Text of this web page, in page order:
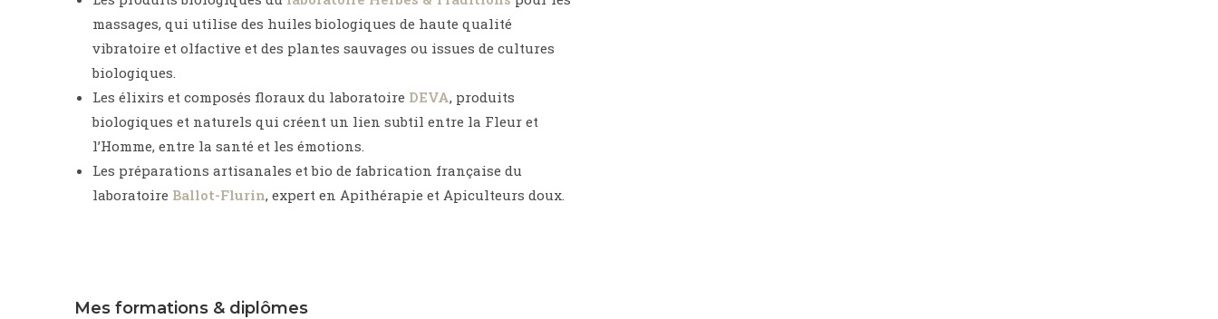
massages, qui utilise des huiles biologiques de haute qualité
vibratoire et olfactive et des plantes sauvages ou issues de cultures
biologiques.
Les élixirs et composés floraux du laboratoire DEVA, produits
biologiques et naturels qui créent un lien subtil entre la Fleur et
l’Homme, entre la santé et les émotions.
Les préparations artisanales et bio de fabrication française du
laboratoire Ballot-Flurin, expert en Apithérapie et Apiculteurs doux.
Mes formations & diplômes